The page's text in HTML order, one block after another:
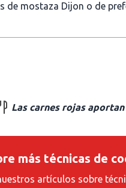
de mostaza Dijon o de
Las carnes rojas
más técnicas de
artículos sobre